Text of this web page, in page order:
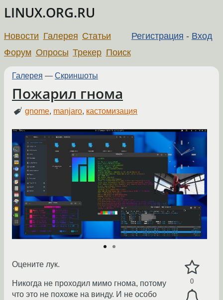
LINUX.ORG.RU
Регистрация - Вход
Новости Галерея Статьи
Форум Опросы Трекер Поиск
Галерея — Скриншоты
Пожарил гнома
gnome, manjaro, кастомизация
0
Оцените лук.
Никогда не проходил мимо гнома, потому
что это не похоже на винду. И не особо